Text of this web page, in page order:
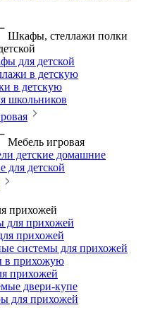
Шкафы, стеллажи полки
для детской
в детскую
в детскую
школьников
Мебель игровая
детские домашние
для детской
прихожей
для прихожей
прихожей
системы для прихожей
в прихожую
прихожей
двери-купе
для прихожей